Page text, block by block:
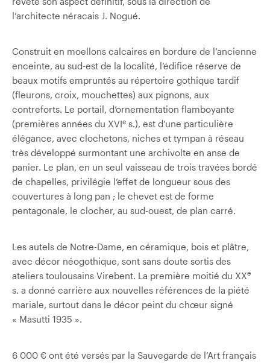
l’architecte néracais J. Nogué.
Construit en moellons calcaires en bordure de l’ancienne
enceinte, au sud-est de la localité, l’édifice réserve de
beaux motifs empruntés au répertoire gothique tardif
(fleurons, croix, mouchettes) aux pignons, aux
contreforts. Le portail, d’ornementation flamboyante
(premières années du XVIe s.), est d’une particulière
élégance, avec clochetons, niches et tympan à réseau
très développé surmontant une archivolte en anse de
panier. Le plan, en un seul vaisseau de trois travées bordé
de chapelles, privilégie l’effet de longueur sous des
couvertures à long pan ; le chevet est de forme
pentagonale, le clocher, au sud-ouest, de plan carré.
Les autels de Notre-Dame, en céramique, bois et plâtre,
avec décor néogothique, sont sans doute sortis des
ateliers toulousains Virebent. La première moitié du XXe
s. a donné carrière aux nouvelles références de la piété
mariale, surtout dans le décor peint du chœur signé
« Masutti 1935 ».
6 000 € ont été versés par la Sauvegarde de l’Art français